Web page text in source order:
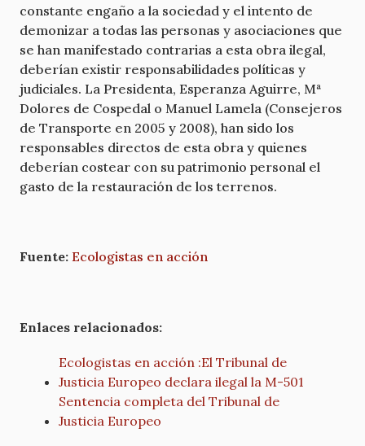
constante engaño a la sociedad y el intento de
demonizar a todas las personas y asociaciones que
se han manifestado contrarias a esta obra ilegal,
deberían existir responsabilidades políticas y
judiciales. La Presidenta, Esperanza Aguirre, Mª
Dolores de Cospedal o Manuel Lamela (Consejeros
de Transporte en 2005 y 2008), han sido los
responsables directos de esta obra y quienes
deberían costear con su patrimonio personal el
gasto de la restauración de los terrenos.
Fuente: Ecologistas en acción
Enlaces relacionados:
Ecologistas en acción :El Tribunal de
Justicia Europeo declara ilegal la M-501
Sentencia completa del Tribunal de
Justicia Europeo